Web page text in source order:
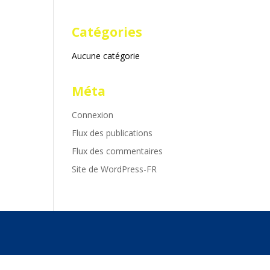
Catégories
Aucune catégorie
Méta
Connexion
Flux des publications
Flux des commentaires
Site de WordPress-FR